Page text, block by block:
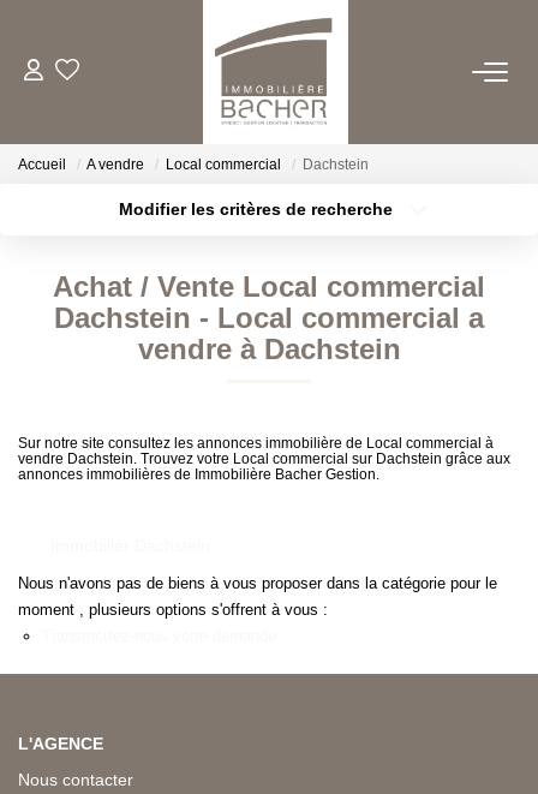
ACHETER
FAIRE GERER
CONTACT
Accueil A vendre Local commercial Dachstein
Modifier les critères de recherche
Sélectionnez...
Type de bien
Surface min
Achat / Vente Local commercial
Dachstein - Local commercial a
vendre à Dachstein
Sur notre site consultez les annonces immobilière de Local commercial à
vendre Dachstein. Trouvez votre Local commercial sur Dachstein grâce aux
annonces immobilières de Immobilière Bacher Gestion.
Nous n'avons pas de biens à vous proposer dans la catégorie pour le
moment , plusieurs options s'offrent à vous :
L'AGENCE
Nous contacter